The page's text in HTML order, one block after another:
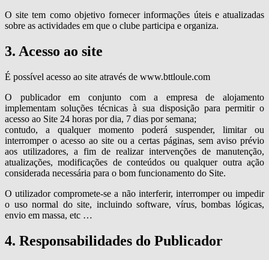
O site tem como objetivo fornecer informações úteis e atualizadas
sobre as actividades em que o clube participa e organiza.
3. Acesso ao site
É possível acesso ao site através de www.bttloule.com
O publicador em conjunto com a empresa de alojamento
implementam soluções técnicas à sua disposição para permitir o
acesso ao Site 24 horas por dia, 7 dias por semana;
contudo, a qualquer momento poderá suspender, limitar ou
interromper o acesso ao site ou a certas páginas, sem aviso prévio
aos utilizadores, a fim de realizar intervenções de manutenção,
atualizações, modificações de conteúdos ou qualquer outra ação
considerada necessária para o bom funcionamento do Site.
O utilizador compromete-se a não interferir, interromper ou impedir
o uso normal do site, incluindo software, vírus, bombas lógicas,
envio em massa, etc …
4. Responsabilidades do Publicador